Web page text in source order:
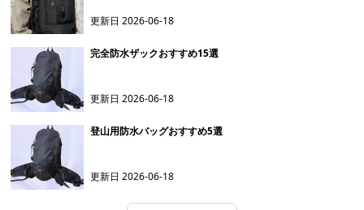
更新日2026-06-18
完全防水ザックおすすめ15選
更新日2026-06-18
登山用防水バッグおすすめ5選
更新日2026-06-18